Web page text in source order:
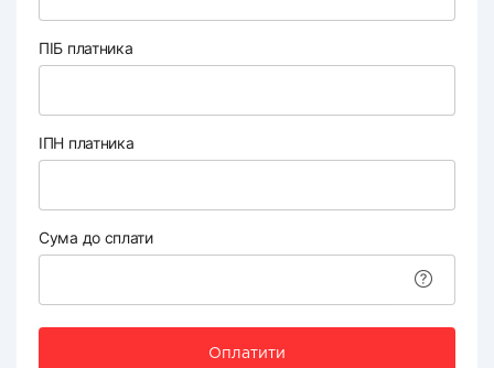
ПІБ платника
ІПН платника
Сума до сплати
Оплатити